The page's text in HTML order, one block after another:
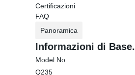
Certificazioni
FAQ
Panoramica
Informazioni di Base.
Model No.
Q235